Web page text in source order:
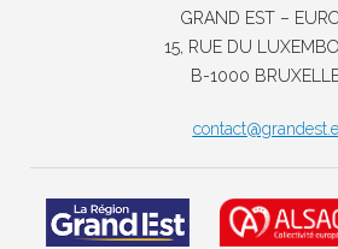
GRAND EST –
15, RUE DU
B-1000